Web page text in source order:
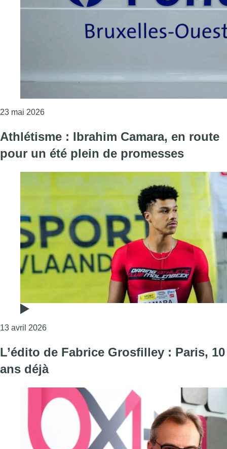
23 mai 2026Consulter l'article "Vol à main armée dans la
Athlétisme : Ibrahim Camara, en route
pour un été plein de promesses
13 avril 2026Consulter l'article "Athlétisme : Ibrahim Camara,
L’édito de Fabrice Grosfilley : Paris, 10
ans déjà